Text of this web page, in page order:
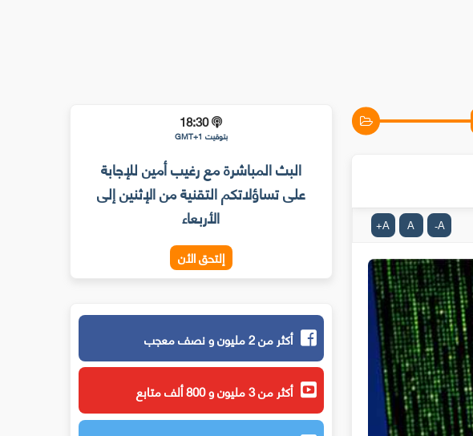
A
-
A
A
+
18:30
بتوقيت GMT+1
البث المباشرة مع رغيب أمين للإجابة
على تساؤلاتكم التقنية من الإثنين إلى
الأربعاء
إلتحق الأن
أكثر من 2 مليون و نصف معجب
أكثر من 3 مليون و 800 ألف متابع